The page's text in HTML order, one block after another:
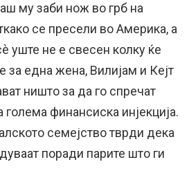
му заби нож во грб на
се пресели во Америка, а
уште не е свесен колку ќе
за една жена, Вилијам и Кејт
ништо за да го спречат
голема финансиска инјекција.
семејство тврди дека
поради парите што ги